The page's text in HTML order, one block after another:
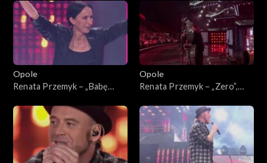
„SuperJedynki”
„SuperJedynki”
Opole
Renata Przemyk – „Babę
Koncert „SuperJedynki”
Opole
Renata Przemyk – „Zero”,
Koncert „SuperJedynki”